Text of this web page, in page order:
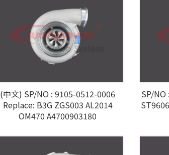
(中文) SP/NO : 9105-0512-0006
Replace: B3G ZGS003 AL2014
OM470 A4700903180
SP/